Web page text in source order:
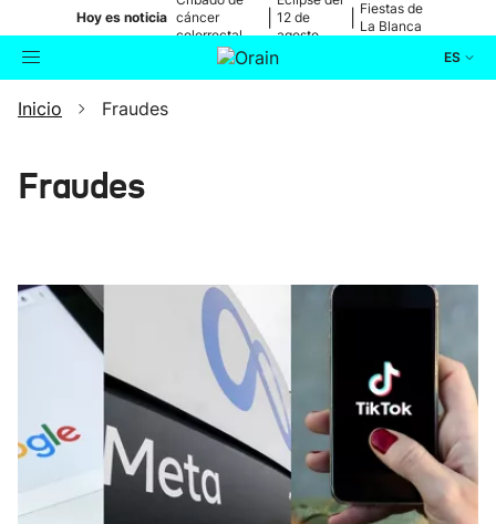
Hoy es noticia cáncer
colorrectal
12 de
agosto
Fiestas de
La Blanca
ES
Buscador
Ikusmiran
Eguraldia
Inicio Fraudes
Fraudes